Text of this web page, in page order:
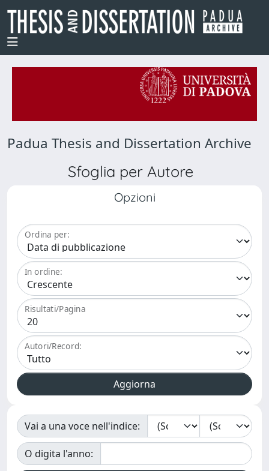
Padua Thesis and Dissertation Archive
Sfoglia per Autore
Opzioni
Ordina per:
In ordine:
Risultati/Pagina
Autori/Record:
Vai a una voce nell'indice:
O digita l'anno: